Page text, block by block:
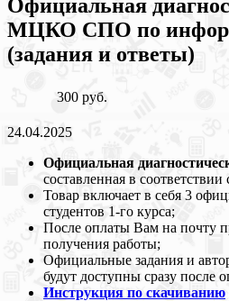
Официальная
МЦКО СПО по
(задания и ответы)
300 руб.
24.04.2025
Официальная
составленная в соответствии
Товар включает в себя 3
студентов 1-го курса;
После оплаты Вам на почту
получения работы;
Официальные задания и
будут доступны сразу после
Инструкция по скачиванию